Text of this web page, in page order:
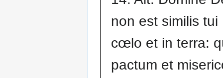
non est similis tui
cœlo et in terra:
pactum et